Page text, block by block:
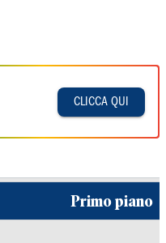
CLICCA QUI
Primo piano